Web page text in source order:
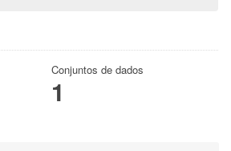
Conjuntos de dados
1